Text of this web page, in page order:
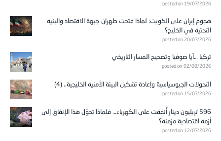
posted on 19/07/2026
هجوم إيران على الكويت: لماذا فتحت طهران جبهة الاقتصاد والبنية
التحتية في الخليج؟
posted on 20/07/2026
تركيا …آيا صوفيا وتصحيح المسار التاريخي
posted on 02/08/2026
التحولات الجيوسياسية وإعادة تشكيل البيئة الأمنية الخليجية.. (4)
posted on 15/07/2026
596 تريليون دينار أُنفقت على الكهرباء… فلماذا تحوّل هذا الإنفاق إلى
أزمة اقتصادية مزمنة؟
posted on 12/07/2026